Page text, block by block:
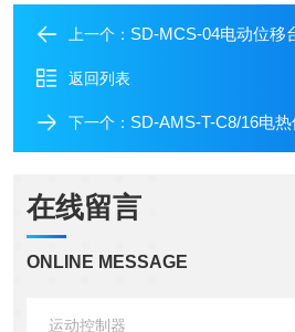
上一个： SD-MCS-04电动位移
返回列表
下一个： SD-AMS-T-C8/16电
在线留言
ONLINE MESSAGE